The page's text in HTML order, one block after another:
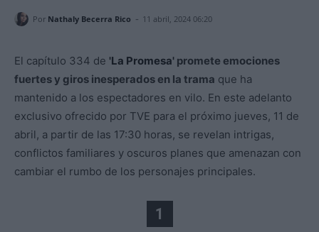
Por Nathaly Becerra Rico - 11 abril, 2024 06:20
El capítulo 334 de 'La Promesa' promete emociones
fuertes y giros inesperados en la trama que ha
mantenido a los espectadores en vilo. En este adelanto
exclusivo ofrecido por TVE para el próximo jueves, 11 de
abril, a partir de las 17:30 horas, se revelan intrigas,
conflictos familiares y oscuros planes que amenazan con
cambiar el rumbo de los personajes principales.
1